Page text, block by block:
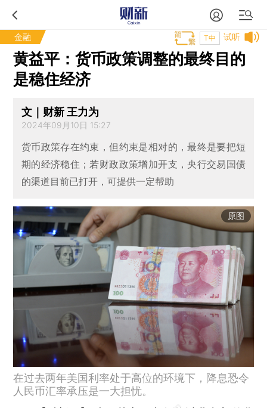
金融 试听
T中
黄益平：货币政策调整的最终目的
是稳住经济
文｜财新 王力为
2024年09月10日 15:27
货币政策存在约束，但约束是相对的，最终是要把短
期的经济稳住；若财政政策增加开支，央行交易国债
的渠道目前已打开，可提供一定帮助
原图
在过去两年美国利率处于高位的环境下，降息恐令
人民币汇率承压是一大担忧。